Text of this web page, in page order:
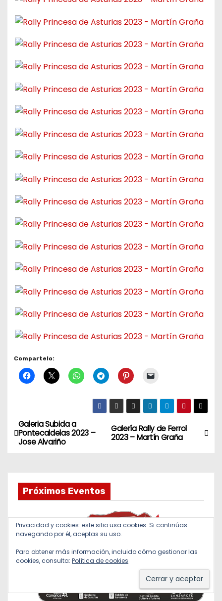
Compartelo:
N
a
g
a
c
ó
Galería Rally de Ferrol
2023 – Martín Graña
Galeria Subida a
Pontecaldelas 2023 –
Jose Alvariño
Próximos Eventos
Privacidad y cookies: este sitio usa cookies. Si continúas
navegando por él, aceptas su uso.
Para obtener más información, incluido cómo gestionar las
cookies, consulta: Política de cookies